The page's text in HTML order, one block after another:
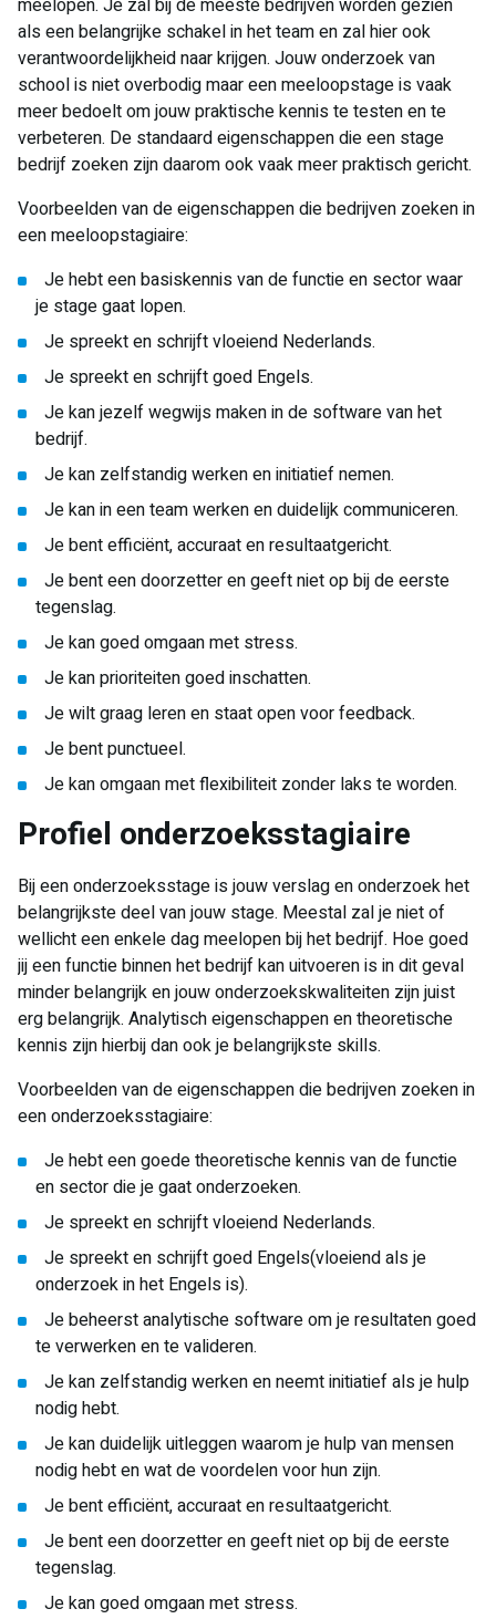
meelopen. Je zal bij de meeste bedrijven worden gezien
als een belangrijke schakel in het team en zal hier ook
verantwoordelijkheid naar krijgen. Jouw onderzoek van
school is niet overbodig maar een meeloopstage is vaak
meer bedoelt om jouw praktische kennis te testen en te
verbeteren. De standaard eigenschappen die een stage
bedrijf zoeken zijn daarom ook vaak meer praktisch gericht.
Voorbeelden van de eigenschappen die bedrijven zoeken in
een meeloopstagiaire:
Je hebt een basiskennis van de functie en sector waar
je stage gaat lopen.
Je spreekt en schrijft vloeiend Nederlands.
Je spreekt en schrijft goed Engels.
Je kan jezelf wegwijs maken in de software van het
bedrijf.
Je kan zelfstandig werken en initiatief nemen.
Je kan in een team werken en duidelijk communiceren.
Je bent efficiënt, accuraat en resultaatgericht.
Je bent een doorzetter en geeft niet op bij de eerste
tegenslag.
Je kan goed omgaan met stress.
Je kan prioriteiten goed inschatten.
Je wilt graag leren en staat open voor feedback.
Je bent punctueel.
Je kan omgaan met flexibiliteit zonder laks te worden.
Profiel onderzoeksstagiaire​
Bij een onderzoeksstage is jouw verslag en onderzoek het
belangrijkste deel van jouw stage. Meestal zal je niet of
wellicht een enkele dag meelopen bij het bedrijf. Hoe goed
jij een functie binnen het bedrijf kan uitvoeren is in dit geval
minder belangrijk en jouw onderzoekskwaliteiten zijn juist
erg belangrijk. Analytisch eigenschappen en theoretische
kennis zijn hierbij dan ook je belangrijkste skills.
Voorbeelden van de eigenschappen die bedrijven zoeken in
een onderzoeksstagiaire:
Je hebt een goede theoretische kennis van de functie
en sector die je gaat onderzoeken.
Je spreekt en schrijft vloeiend Nederlands.
Je spreekt en schrijft goed Engels(vloeiend als je
onderzoek in het Engels is).
Je beheerst analytische software om je resultaten goed
te verwerken en te valideren.
Je kan zelfstandig werken en neemt initiatief als je hulp
nodig hebt.
Je kan duidelijk uitleggen waarom je hulp van mensen
nodig hebt en wat de voordelen voor hun zijn.
Je bent efficiënt, accuraat en resultaatgericht.
Je bent een doorzetter en geeft niet op bij de eerste
tegenslag.
Je kan goed omgaan met stress.